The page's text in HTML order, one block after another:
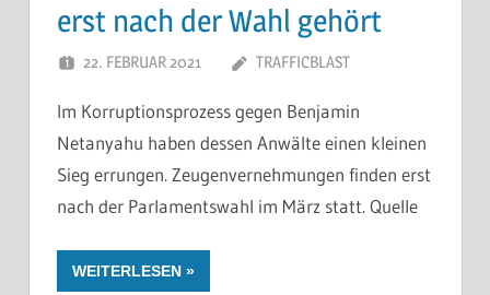
erst nach der Wahl gehört
22. FEBRUAR 2021 TRAFFICBLAST
Im Korruptionsprozess gegen Benjamin
Netanyahu haben dessen Anwälte einen kleinen
Sieg errungen. Zeugenvernehmungen finden erst
nach der Parlamentswahl im März statt. Quelle
WEITERLESEN